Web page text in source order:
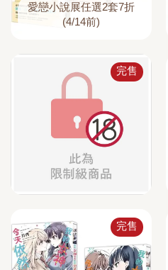
愛戀小說展任選2套7折
(4/14前)
完售
完售